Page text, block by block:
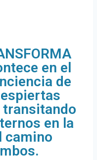
en el
de
transitando
en la
camino